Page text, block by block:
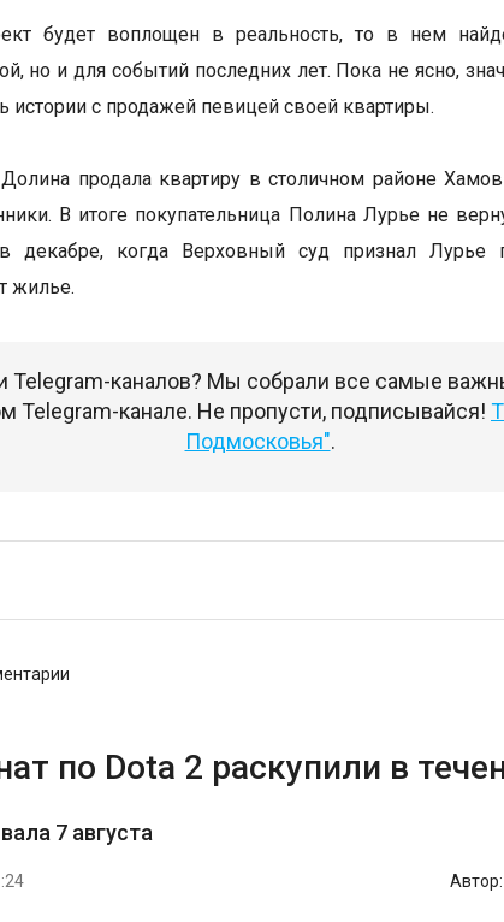
будет воплощен в реальность, то в нем
но и для событий последних лет. Пока не ясно,
истории с продажей певицей своей квартиры.
продала квартиру в столичном районе
В итоге покупательница Полина Лурье не
декабре, когда Верховный суд признал Лурье
жилье.
Telegram-каналов? Мы собрали все самые
Telegram-канале. Не пропусти, подписывайся!
Подмосковья".
по Dota 2 раскупили в
7 августа
Автор: